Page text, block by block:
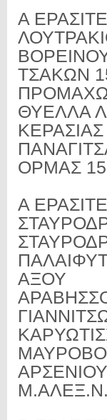
Α
ΤΣΑΚΩΝ
ΘΥΕΛΛΑ
ΟΡΜΑΣ
Α
ΑΞΟΥ